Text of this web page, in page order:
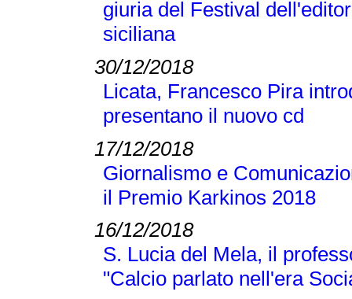
giuria del Festival
siciliana
30/12/2018
Licata, Francesco Pira
presentano il nuovo cd
17/12/2018
Giornalismo e
il Premio Karkinos 2018
16/12/2018
S. Lucia del Mela, il
"Calcio parlato nell'era